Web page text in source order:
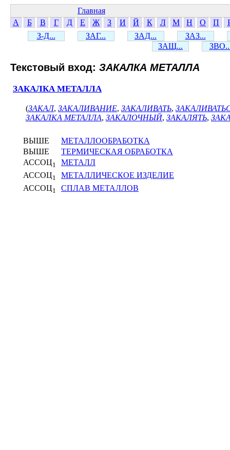
Главная
А
Б В Г Д Е Ж З И Й К Л М Н О П
З-Д...
ЗАГ... ЗАД...
ЗАЗ...
ЗАЩ...
Текстовый вход: ЗАКАЛКА МЕТАЛЛА
ЗАКАЛКА МЕТАЛЛА
(ЗАКАЛ, ЗАКАЛИВАНИЕ, ЗАКАЛИВАТЬ,
ЗАКАЛКА МЕТАЛЛА, ЗАКАЛОЧНЫЙ, ЗАКАЛЯТЬ,
ВЫШЕ
МЕТАЛЛООБРАБОТКА
ВЫШЕ
ТЕРМИЧЕСКАЯ ОБРАБОТКА
АССОЦ1
МЕТАЛЛ
АССОЦ1
МЕТАЛЛИЧЕСКОЕ ИЗДЕЛИЕ
АССОЦ1 СПЛАВ МЕТАЛЛОВ